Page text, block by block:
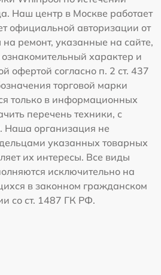
Наш центр в Москве работает
официальной авторизации от
ремонт, указанные на сайте,
характер и
офертой согласно п. 2 ст. 437
торговой марки
только в информационных
перечень техники, с
Наша организация не
указанных товарных
их интересы. Все виды
исключительно на
в законном гражданском
со ст. 1487 ГК РФ.